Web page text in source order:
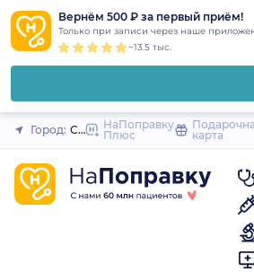
Вернём 500 ₽ за первый приём!
Только при записи через наше
~13.5 тыс.
Закрыть
Город: Санкт-Петербург
НаПоправку
Плюс
карта